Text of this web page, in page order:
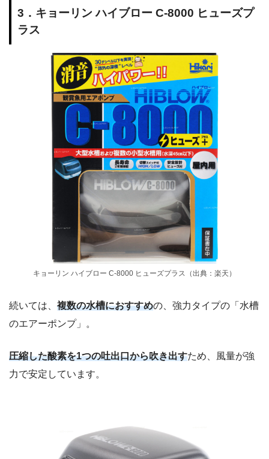
3．キョーリン ハイブロー C-8000 ヒューズプ
ラス
キョーリン ハイブロー C-8000 ヒューズプラス（出典：楽天）
続いては、 複数の水槽におすすめの、強力タイプの「水槽
のエアーポンプ」。
圧縮した酸素を1つの吐出口から吹き出すため、風量が強
力で安定しています。